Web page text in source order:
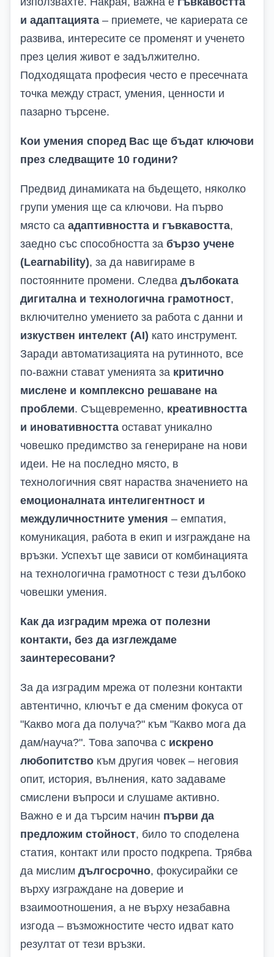
и адаптацията – приемете, че кариерата се
развива, интересите се променят и ученето
през целия живот е задължително.
Подходящата професия често е пресечната
точка между страст, умения, ценности и
пазарно търсене.
Кои умения според Вас ще бъдат ключови
през следващите 10 години?
Предвид динамиката на бъдещето, няколко
групи умения ще са ключови. На първо
място са адаптивността и гъвкавостта,
заедно със способността за бързо учене
(Learnability), за да навигираме в
постоянните промени. Следва дълбоката
дигитална и технологична грамотност,
включително умението за работа с данни и
изкуствен интелект (AI) като инструмент.
Заради автоматизацията на рутинното, все
по-важни стават уменията за критично
мислене и комплексно решаване на
проблеми. Същевременно, креативността
и иновативността остават уникално
човешко предимство за генериране на нови
идеи. Не на последно място, в
технологичния свят нараства значението на
емоционалната интелигентност и
междуличностните умения – емпатия,
комуникация, работа в екип и изграждане на
връзки. Успехът ще зависи от комбинацията
на технологична грамотност с тези дълбоко
човешки умения.
Как да изградим мрежа от полезни
контакти, без да изглеждаме
заинтересовани?
За да изградим мрежа от полезни контакти
автентично, ключът е да сменим фокуса от
"Какво мога да получа?" към "Какво мога да
дам/науча?". Това започва с искрено
любопитство към другия човек – неговия
опит, история, вълнения, като задаваме
смислени въпроси и слушаме активно.
Важно е и да търсим начин първи да
предложим стойност, било то споделена
статия, контакт или просто подкрепа. Трябва
да мислим дългосрочно, фокусирайки се
върху изграждане на доверие и
взаимоотношения, а не върху незабавна
изгода – възможностите често идват като
резултат от тези връзки.